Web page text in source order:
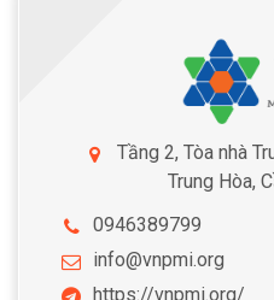
Tầng 2, Tòa nhà
Trung Hòa,
0946389799
info@vnpmi.org
https://vnpmi.org/